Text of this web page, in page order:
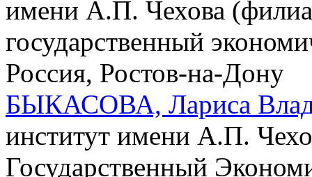
имени А.П. Чехова
государственный
Россия, Ростов-на-Дону
БЫКАСОВА, Лариса
институт имени А.П.
Государственный